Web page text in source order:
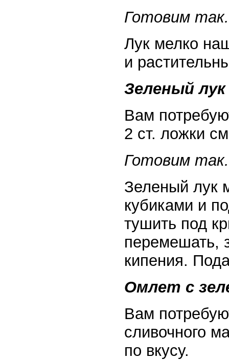
Готовим так.
Лук мелко
и
Зеленый
Вам
2 ст. ложки
Готовим так.
Зеленый лук
кубиками и
тушить под
перемешать,
кипения.
Омлет с
Вам
сливочного
по вкусу.